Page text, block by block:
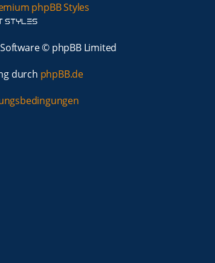
phpBB Styles
© phpBB Limited
durch phpBB.de